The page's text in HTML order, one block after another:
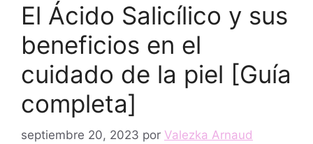
El Ácido Salicílico y sus
beneficios en el
cuidado de la piel [Guía
completa]
septiembre 20, 2023 por Valezka Arnaud